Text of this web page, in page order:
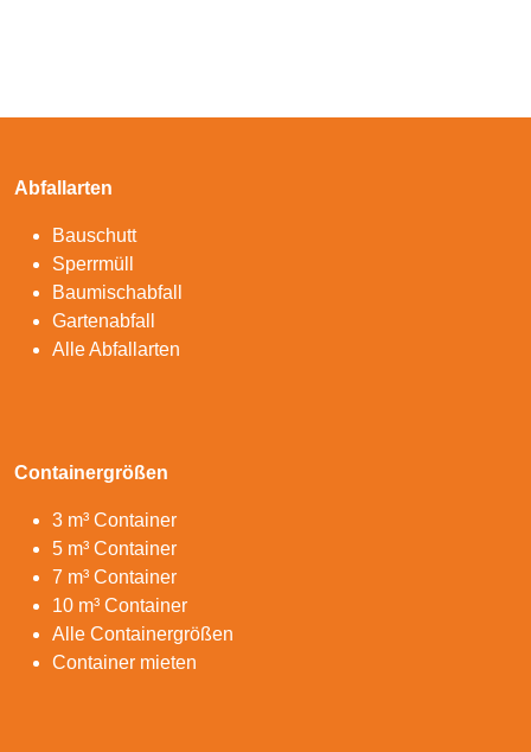
Abfallarten
Bauschutt
Sperrmüll
Baumischabfall
Gartenabfall
Alle Abfallarten
Containergrößen
3 m³ Container
5 m³ Container
7 m³ Container
10 m³ Container
Alle Containergrößen
Container mieten